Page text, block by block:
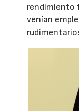
rendimiento
venían